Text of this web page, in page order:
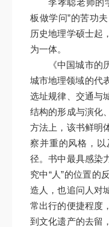
板做学问”的苦功
历史地理学硕士起
为一体。
《中国城市的
城市地理领域的代
选址规律、交通与
结构的形成与演化
方法上，该书鲜明
察并重的风格，
径。书中最具感染
究中“人”的位置的
造人，也追问人对
常出行的便捷程度
到文化遗产的去留